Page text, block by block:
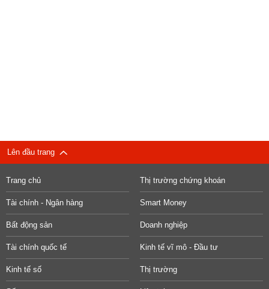
Lên đầu trang
Trang chủ Thị trường chứng khoán
Tài chính - Ngân hàng Smart Money
Bất động sản Doanh nghiệp
Tài chính quốc tế Kinh tế vĩ mô - Đầu tư
Kinh tế số Thị trường